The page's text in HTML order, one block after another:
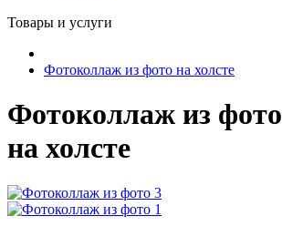
Товары и услуги
Фотоколлаж из фото на холсте
Фотоколлажиз
на холсте